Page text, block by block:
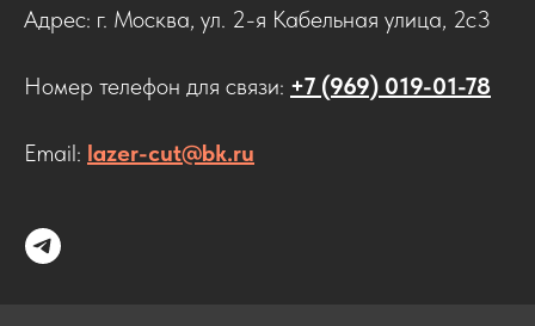
Адрес: г. Москва, ул. 2-я Кабельная улица, 2с3
Номер телефон для связи: +7 (969) 019-01-78
Email: lazer-cut@bk.ru